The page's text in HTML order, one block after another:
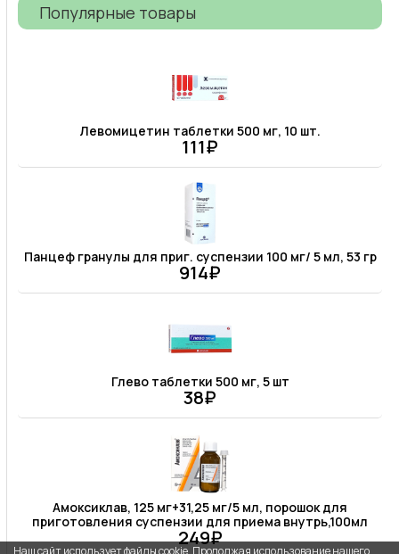
Популярные товары
Левомицетин таблетки 500 мг, 10 шт.
111₽
Панцеф гранулы для приг. суспензии 100 мг/ 5 мл, 53 гр
914₽
Глево таблетки 500 мг, 5 шт
38₽
Амоксиклав, 125 мг+31,25 мг/5 мл, порошок для
приготовления суспензии для приема внутрь,100мл
249₽
Наш сайт использует файлы cookie. Продолжая использование нашего